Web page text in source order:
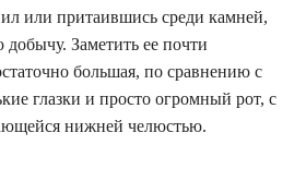
или притаившись среди камней,
Заметить ее почти
большая, по сравнению с
глазки и просто огромный рот, с
нижней челюстью.